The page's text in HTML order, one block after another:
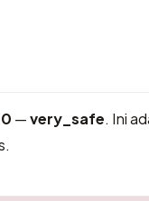
—very_safe. Ini